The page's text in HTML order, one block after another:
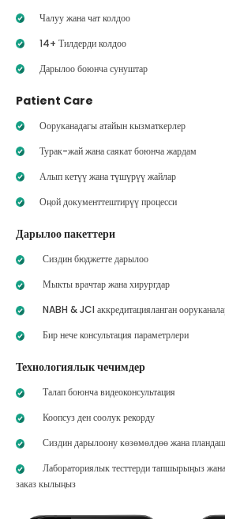
Чалуу жана чат колдоо
14+ Тилдерди колдоо
Дарылоо боюнча сунуштар
Patient Care
Ооруканадагы атайын кызматкерлер
Турак-жай жана саякат боюнча жардам
Алып кетүү жана түшүрүү жайлар
Оңой документтештирүү процесси
Дарылоо пакеттери
Сиздин бюджетте дарылоо
Мыкты врачтар жана хирургдар
NABH & JCI аккредитацияланган
Бир нече консультация параметрлери
Технологиялык чечимдер
Талап боюнча видеоконсультация
Коопсуз ден соолук рекорду
Сиздин дарылоону көзөмөлдөө жана
Лабораториялык тесттерди тапшырыңыз
заказ кылыңыз